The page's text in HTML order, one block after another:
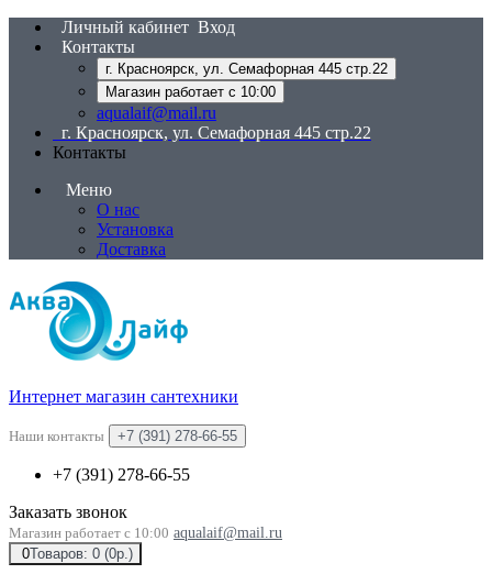
Личный кабинет Вход
Контакты
г. Красноярск, ул. Семафорная 445 стр.22
Магазин работает с 10:00
aqualaif@mail.ru
г. Красноярск, ул. Семафорная 445 стр.22
Контакты
Меню
О нас
Установка
Доставка
Интернет магазин сантехники
Наши контакты +7 (391) 278-66-55
+7 (391) 278-66-55
Заказать звонок
Магазин работает с 10:00 aqualaif@mail.ru
0Товаров: 0 (0р.)